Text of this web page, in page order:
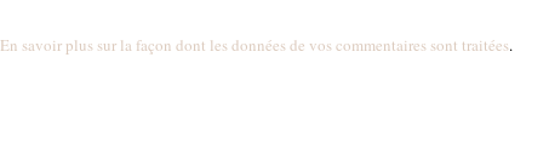
En savoir plus sur la façon dont les données de vos commentaires sont traitées.